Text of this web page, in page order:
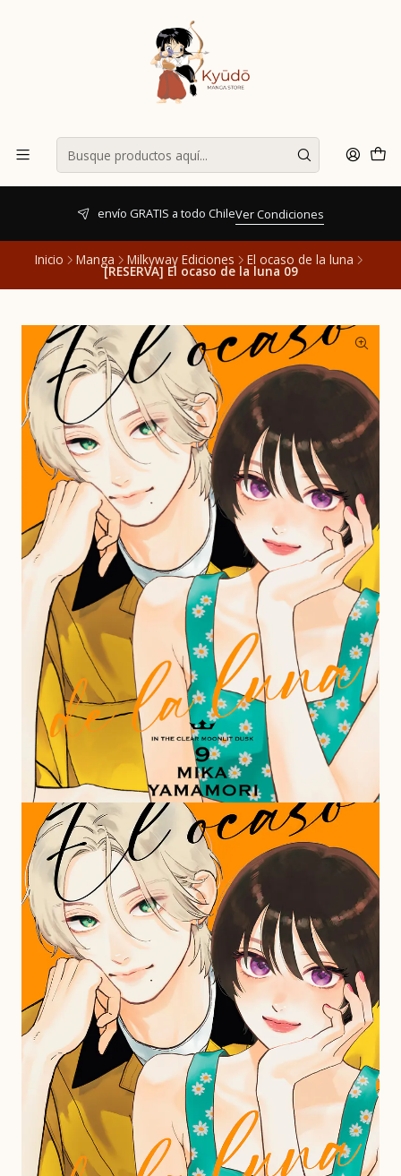
envío GRATIS a todo ChileVer Condiciones
Inicio Manga Milkyway Ediciones El ocaso de la luna
[RESERVA] El ocaso de la luna 09